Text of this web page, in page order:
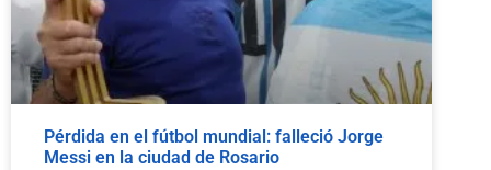
Pérdida en el fútbol mundial: falleció Jorge
Messi en la ciudad de Rosario